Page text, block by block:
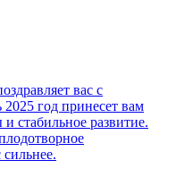
вас с
год принесет вам
стабильное развитие.
сильнее.